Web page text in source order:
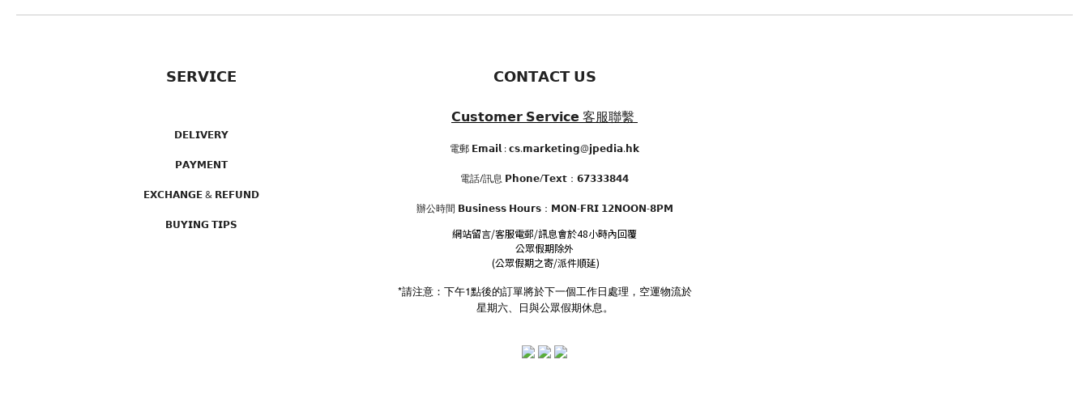
𝗦𝗘𝗥𝗩𝗜𝗖𝗘
𝗗𝗘𝗟𝗜𝗩𝗘𝗥𝗬
𝗣𝗔𝗬𝗠𝗘𝗡𝗧
𝗘𝗫𝗖𝗛𝗔𝗡𝗚𝗘 & 𝗥𝗘𝗙𝗨𝗡𝗗
𝗕𝗨𝗬𝗜𝗡𝗚 𝗧𝗜𝗣𝗦
𝗖𝗢𝗡𝗧𝗔𝗖𝗧 𝗨𝗦
𝗖𝘂𝘀𝘁𝗼𝗺𝗲𝗿 𝗦𝗲𝗿𝘃𝗶𝗰𝗲 客服聯繫
電郵 𝗘𝗺𝗮𝗶𝗹 : 𝗰𝘀.𝗺𝗮𝗿𝗸𝗲𝘁𝗶𝗻𝗴@𝗷𝗽𝗲𝗱𝗶𝗮.𝗵𝗸
電話/訊息 𝗣𝗵𝗼𝗻𝗲/𝗧𝗲𝘅𝘁：𝟲𝟳𝟯𝟯𝟯𝟴𝟰𝟰
辦公時間 𝗕𝘂𝘀𝗶𝗻𝗲𝘀𝘀 𝗛𝗼𝘂𝗿𝘀：𝗠𝗢𝗡-𝗙𝗥𝗜 𝟭𝟮𝗡𝗢𝗢𝗡-𝟴𝗣𝗠
網站留言/客服電郵/訊息會於48小時內回覆
公眾假期除外
(公眾假期之寄/派件順延)
*請注意：下午1點後的訂單將於下一個工作日處理，空運物流於
星期六、日與公眾假期休息。